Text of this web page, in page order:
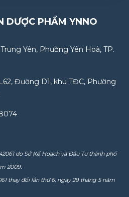
DƯỢC PHẨM YNNO
Yên, Phường Yên Hoà, TP.
Đường D1, khu TĐC, Phường
do Sở Kế Hoạch và Đầu Tư thành phố
2009.
thay đổi lần thứ 6, ngày 29 tháng 5 năm